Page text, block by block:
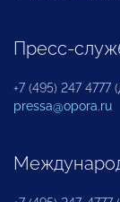
Пресс-
+7 (495) 247 4777
pressa@opora.ru